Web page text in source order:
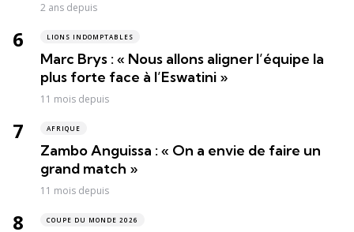
2 ans depuis
LIONS INDOMPTABLES
Marc Brys : « Nous allons aligner l’équipe la
plus forte face à l’Eswatini »
11 mois depuis
AFRIQUE
Zambo Anguissa : « On a envie de faire un
grand match »
11 mois depuis
COUPE DU MONDE 2026